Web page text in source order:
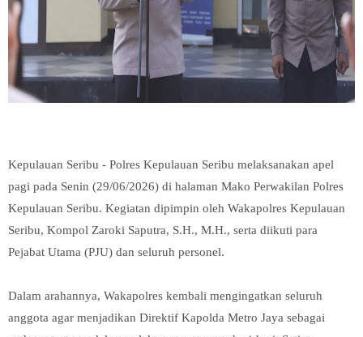
Kepulauan Seribu - Polres Kepulauan Seribu melaksanakan apel
pagi pada Senin (29/06/2026) di halaman Mako Perwakilan Polres
Kepulauan Seribu. Kegiatan dipimpin oleh Wakapolres Kepulauan
Seribu, Kompol Zaroki Saputra, S.H., M.H., serta diikuti para
Pejabat Utama (PJU) dan seluruh personel.
Dalam arahannya, Wakapolres kembali mengingatkan seluruh
anggota agar menjadikan Direktif Kapolda Metro Jaya sebagai